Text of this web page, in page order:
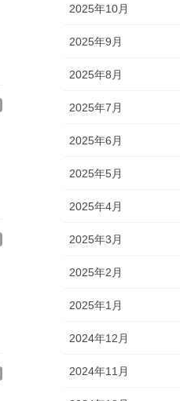
2025年10月
2025年9月
2025年8月
2025年7月
2025年6月
2025年5月
2025年4月
2025年3月
2025年2月
2025年1月
2024年12月
2024年11月